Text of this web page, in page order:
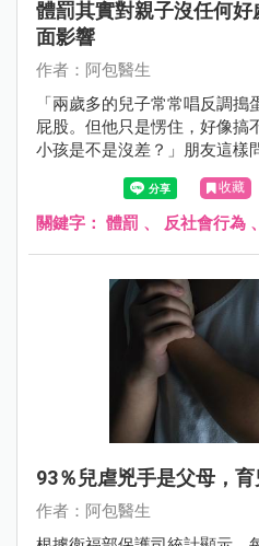
體罰其實對親子沒任何
面影響
作者：阿包醫生
「兩歲多的兒子常常唱反調
屁股。但他只是愣住，好像搞
小孩是不是沒差？」朋友這樣
知道喔！千萬不要小看孩子的
家聊聊體罰對孩子的影響。收藏
關鍵字： 體罰 、 反社會行為
93％兒虐兇手是父母，
作者：阿包醫生